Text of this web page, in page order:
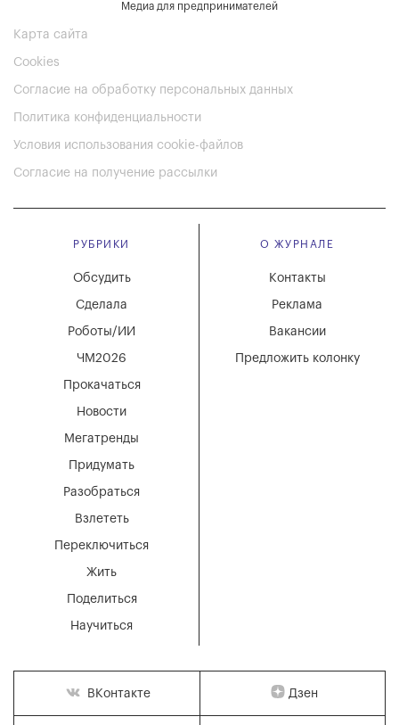
Медиа для предпринимателей
Карта сайта
Cookies
Согласие на обработку персональных данных
Политика конфиденциальности
Условия использования cookie-файлов
Согласие на получение рассылки
РУБРИКИ
Мегатренды
Придумать
Разобраться
Взлететь
Новости
Переключиться
Жить
Поделиться
Научиться
Обсудить
Сделала
Роботы/ИИ
ЧМ2026
Прокачаться
О ЖУРНАЛЕ
Вакансии
Реклама
Контакты
Предложить колонку
ВКонтакте Дзен